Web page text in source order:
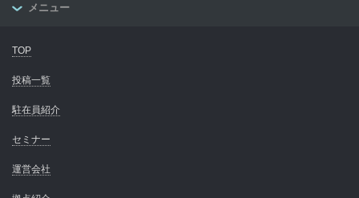
メニュー
TOP
投稿一覧
駐在員紹介
セミナー
運営会社